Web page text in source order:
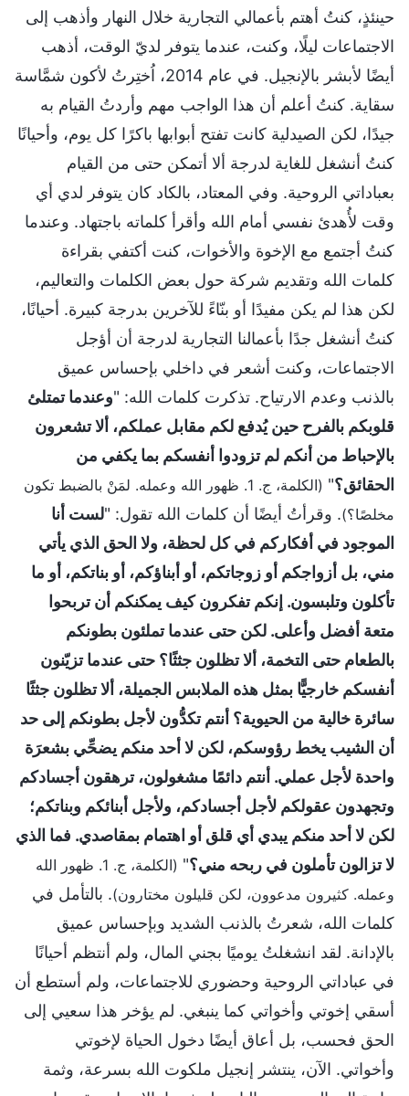
حينئذٍ، كنتُ أهتم بأعمالي التجارية خلال النهار وأذهب إلى
الاجتماعات ليلًا، وكنت، عندما يتوفر لديّ الوقت، أذهب
أيضًا لأبشر بالإنجيل. في عام 2014، اُختِرتُ لأكون شمَّاسة
سقاية. كنتُ أعلم أن هذا الواجب مهم وأردتُ القيام به
جيدًا، لكن الصيدلية كانت تفتح أبوابها باكرًا كل يوم، وأحيانًا
كنتُ أنشغل للغاية لدرجة ألا أتمكن حتى من القيام
بعباداتي الروحية. وفي المعتاد، بالكاد كان يتوفر لدي أي
وقت لأُهدئ نفسي أمام الله وأقرأ كلماته باجتهاد. وعندما
كنتُ أجتمع مع الإخوة والأخوات، كنت أكتفي بقراءة
كلمات الله وتقديم شركة حول بعض الكلمات والتعاليم،
لكن هذا لم يكن مفيدًا أو بنّاءً للآخرين بدرجة كبيرة. أحيانًا،
كنتُ أنشغل جدًا بأعمالنا التجارية لدرجة أن أؤجل
الاجتماعات، وكنت أشعر في داخلي بإحساس عميق
بالذنب وعدم الارتياح. تذكرت كلمات الله: "وعندما تمتلئ
قلوبكم بالفرح حين يُدفع لكم مقابل عملكم، ألا تشعرون
بالإحباط من أنكم لم تزودوا أنفسكم بما يكفي من
الحقائق؟"
(الكلمة، ج. 1. ظهور الله وعمله. لمَنْ بالضبط تكون
مخلصًا؟). وقرأتُ أيضًا أن كلمات الله تقول: "لست أنا
الموجود في أفكاركم في كل لحظة، ولا الحق الذي يأتي
مني، بل أزواجكم أو زوجاتكم، أو أبناؤكم، أو بناتكم، أو ما
تأكلون وتلبسون. إنكم تفكرون كيف يمكنكم أن تربحوا
متعة أفضل وأعلى. لكن حتى عندما تملئون بطونكم
بالطعام حتى التخمة، ألا تظلون جثثًا؟ حتى عندما تزيّنون
أنفسكم خارجيًّا بمثل هذه الملابس الجميلة، ألا تظلون جثثًا
سائرة خالية من الحيوية؟ أنتم تكدُّون لأجل بطونكم إلى حد
أن الشيب يخط رؤوسكم، لكن لا أحد منكم يضحِّي بشعرَة
واحدة لأجل عملي. أنتم دائمًا مشغولون، ترهقون أجسادكم
وتجهدون عقولكم لأجل أجسادكم، ولأجل أبنائكم وبناتكم؛
لكن لا أحد منكم يبدي أي قلق أو اهتمام بمقاصدي. فما الذي
لا تزالون تأملون في ربحه مني؟"
(الكلمة، ج. 1. ظهور الله
وعمله. كثيرون مدعوون، لكن قليلون مختارون). بالتأمل في
كلمات الله، شعرتُ بالذنب الشديد وبإحساس عميق
بالإدانة. لقد انشغلتُ يوميًا بجني المال، ولم أنتظم أحيانًا
في عباداتي الروحية وحضوري للاجتماعات، ولم أستطع أن
أسقي إخوتي وأخواتي كما ينبغي. لم يؤخر هذا سعيي إلى
الحق فحسب، بل أعاق أيضًا دخول الحياة لإخوتي
وأخواتي. الآن، ينتشر إنجيل ملكوت الله بسرعة، وثمة